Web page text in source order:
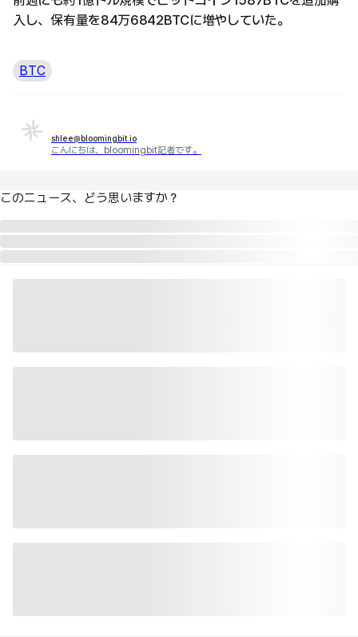
入し、保有量を84万6842BTCに増やしていた。
BTC
shlee@bloomingbit.io
こんにちは、bloomingbit記者です。
このニュース、どう思いますか？